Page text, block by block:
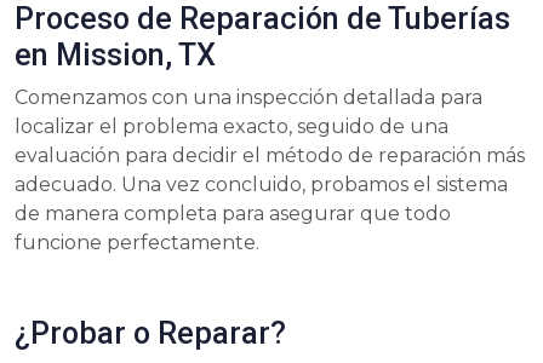
Proceso de Reparación de Tuberías
en Mission, TX
Comenzamos con una inspección detallada para
localizar el problema exacto, seguido de una
evaluación para decidir el método de reparación más
adecuado. Una vez concluido, probamos el sistema
de manera completa para asegurar que todo
funcione perfectamente.
¿Probar o Reparar?